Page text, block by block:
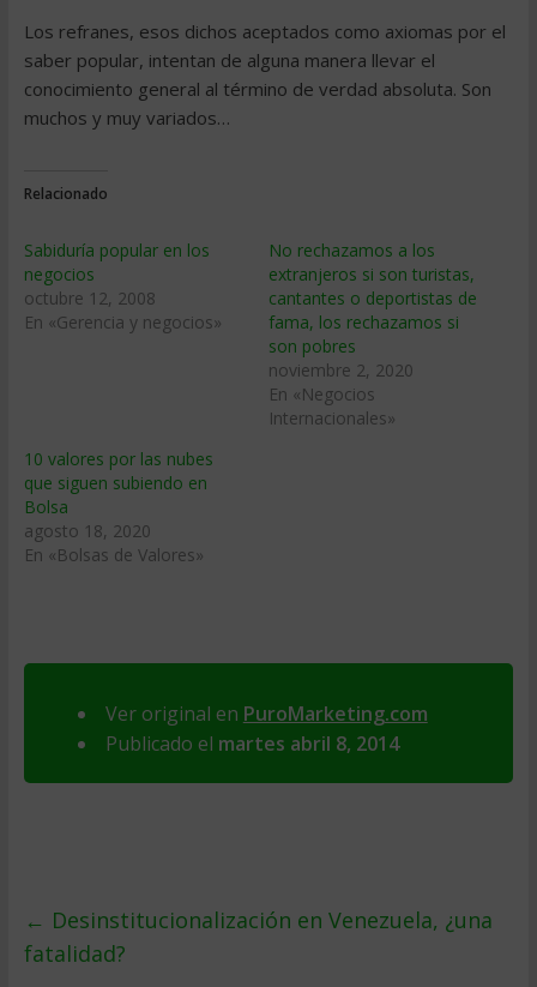
Los refranes, esos dichos aceptados como axiomas por el
saber popular, intentan de alguna manera llevar el
conocimiento general al término de verdad absoluta. Son
muchos y muy variados…
Relacionado
Sabidurí­a popular en los
negocios
octubre 12, 2008
En «Gerencia y negocios»
No rechazamos a los
extranjeros si son turistas,
cantantes o deportistas de
fama, los rechazamos si
son pobres
noviembre 2, 2020
En «Negocios
Internacionales»
10 valores por las nubes
que siguen subiendo en
Bolsa
agosto 18, 2020
En «Bolsas de Valores»
Ver original en PuroMarketing.com
Publicado el martes abril 8, 2014
← Desinstitucionalización en Venezuela, ¿una
fatalidad?